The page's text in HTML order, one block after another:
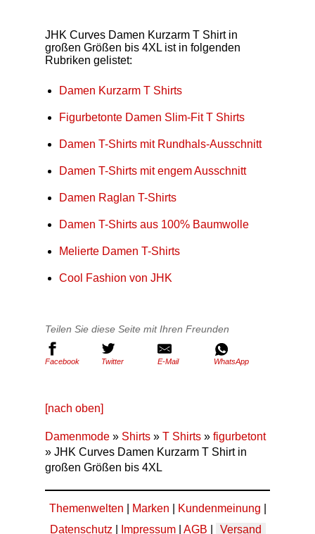
JHK Curves Damen Kurzarm T Shirt in
großen Größen bis 4XL ist in folgenden
Rubriken gelistet:
Damen Kurzarm T Shirts
Figurbetonte Damen Slim-Fit T Shirts
Damen T-Shirts mit Rundhals-Ausschnitt
Damen T-Shirts mit engem Ausschnitt
Damen Raglan T-Shirts
Damen T-Shirts aus 100% Baumwolle
Melierte Damen T-Shirts
Cool Fashion von JHK
Teilen Sie diese Seite mit Ihren Freunden
Facebook Twitter E-Mail WhatsApp
[nach oben]
Damenmode » Shirts » T Shirts » figurbetont
» JHK Curves Damen Kurzarm T Shirt in
großen Größen bis 4XL
Themenwelten Marken Kundenmeinung
Datenschutz
Impressum| AGB Versand